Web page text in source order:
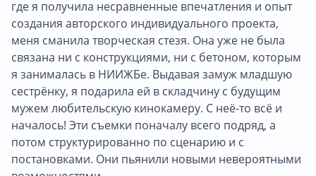
где я получила несравненные впечатления и опыт
создания авторского индивидуального проекта,
меня сманила творческая стезя. Она уже не была
связана ни с конструкциями, ни с бетоном, которым
я занималась в НИИЖБе. Выдавая замуж младшую
сестрёнку, я подарила ей в складчину с будущим
мужем любительскую кинокамеру. С неё-то всё и
началось! Эти съемки поначалу всего подряд, а
потом структурированно по сценарию и с
постановками. Они пьянили новыми невероятными